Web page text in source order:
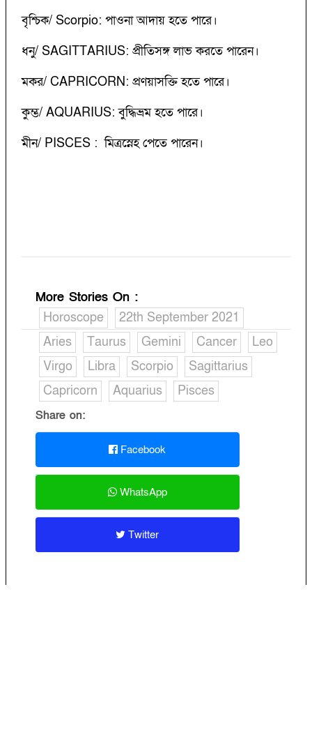
বৃশ্চিক/ Scorpio: পাওনা আদায় হতে পারে।
ধনু/ SAGITTARIUS: প্রীতিসঙ্গ লাভ করতে পারেন।
মকর/ CAPRICORN: প্রণয়াসক্তি হতে পারে।
কুম্ভ/ AQUARIUS: বুদ্ধিভ্রম হতে পারে।
মীন/ PISCES : মিত্রস্নেহ পেতে পারেন।
More Stories On :
Horoscope
22th September 2021
Aries
Taurus Gemini Cancer
Leo
Virgo
Libra Scorpio
Sagittarius
Capricorn
Aquarius Pisces
Share on:
Facebook
WhatsApp
Twitter